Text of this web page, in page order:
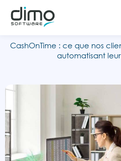
CashOnTime : ce que nos
automatisant